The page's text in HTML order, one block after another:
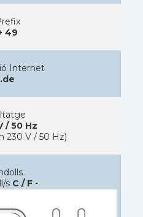
49
Internet
.de
/ 50 Hz
230 V / 50 Hz)
s C / F -